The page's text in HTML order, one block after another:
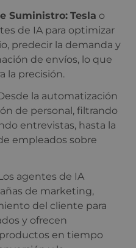
Suministro: Tesla o
de IA para optimizar
predecir la demanda y
de envíos, lo que
la precisión.
la automatización
de personal, filtrando
entrevistas, hasta la
empleados sobre
agentes de IA
de marketing,
del cliente para
y ofrecen
en tiempo